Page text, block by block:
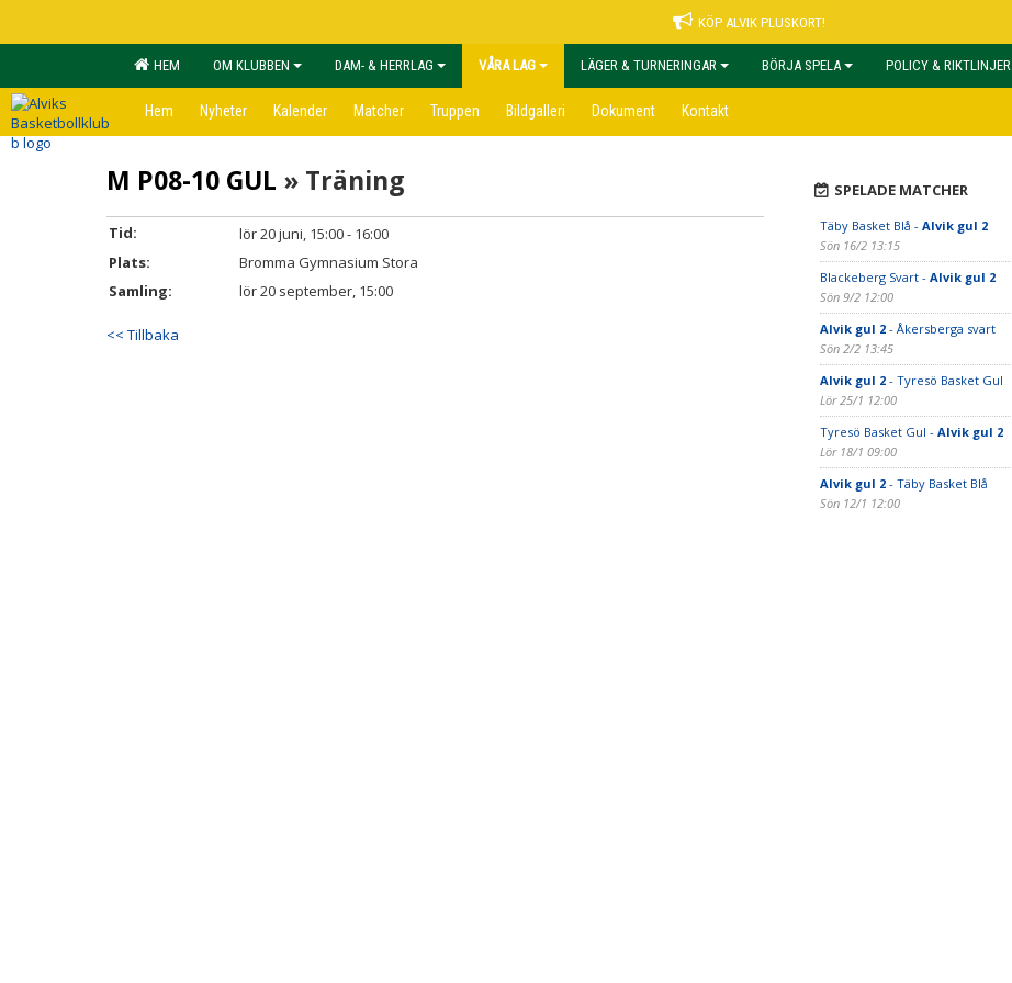
KÖP ALVIK PLUSKORT!
HEM OM KLUBBEN DAM- & HERRLAG VÅRA LAG LÄGER & TURNERINGAR BÖRJA SPELA POLICY & RIKTLINJER
Hem Nyheter Kalender Matcher Truppen Bildgalleri Dokument Kontakt
M P08-10 GUL » Träning
Tid:
lör 20 juni, 15:00 - 16:00
Plats:
Bromma Gymnasium Stora
Samling:
lör 20 september, 15:00
<< Tillbaka
SPELADE MATCHER
Täby Basket Blå - Alvik gul 2
Sön 16/2 13:15
Blackeberg Svart - Alvik gul 2
Sön 9/2 12:00
Alvik gul 2- Åkersberga svart
Sön 2/2 13:45
Alvik gul 2- Tyresö Basket Gul
Lör 25/1 12:00
Tyresö Basket Gul - Alvik gul 2
Lör 18/1 09:00
Alvik gul 2- Täby Basket Blå
Sön 12/1 12:00